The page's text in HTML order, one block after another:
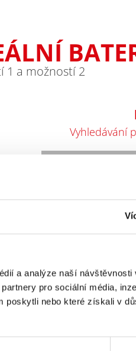
a analýze naší
pro sociální média,
poskytli nebo které získali v
1 a možností 2
Vyhledávání
Informace o
Výrobce
3 Typ